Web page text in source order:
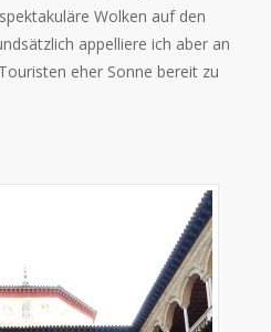
Wolken auf den
appelliere ich aber an
eher Sonne bereit zu